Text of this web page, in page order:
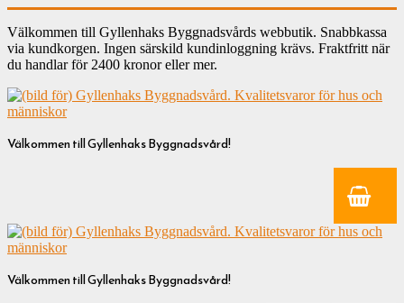
Välkommen till Gyllenhaks Byggnadsvårds webbutik. Snabbkassa
via kundkorgen. Ingen särskild kundinloggning krävs. Fraktfritt när
du handlar för 2400 kronor eller mer.
Välkommen till Gyllenhaks Byggnadsvård!
Välkommen till Gyllenhaks Byggnadsvård!